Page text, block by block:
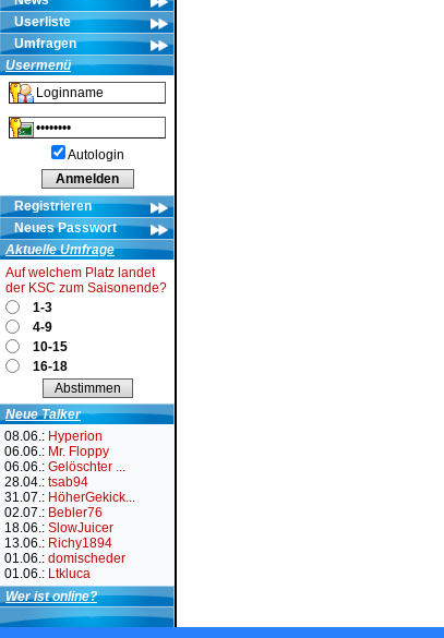
Userliste
Umfragen
Usermenü
Autologin
Registrieren
Neues Passwort
Aktuelle Umfrage
Auf welchem Platz landet
der KSC zum Saisonende?
1-3
4-9
10-15
16-18
Neue Talker
08.06.: Hyperion
06.06.: Mr. Floppy
06.06.: Gelöschter ...
28.04.: tsab94
31.07.: HöherGekick...
02.07.: Bebler76
18.06.: SlowJuicer
13.06.: Richy1894
01.06.: domischeder
01.06.: Ltkluca
Wer ist online?